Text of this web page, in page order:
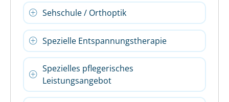
Sehschule / Orthoptik
Spezielle Entspannungstherapie
Spezielles pflegerisches
Leistungsangebot